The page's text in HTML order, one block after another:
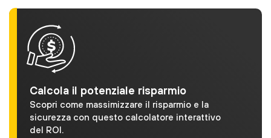
Calcola il potenziale risparmio
Scopri come massimizzare il risparmio e la
sicurezza con questo calcolatore interattivo
del ROI.